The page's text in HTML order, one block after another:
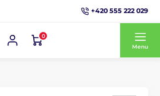
+420 555 222 029
0
Menu